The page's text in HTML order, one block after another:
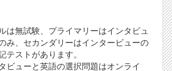
は無試験、プライマリーはインタビュ
み、セカンダリーはインタービューの
テストがあります。
ビューと英語の選択問題はオンライ